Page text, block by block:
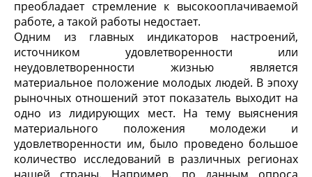
преобладает стремление к высокооплачиваемой
работе, а такой работы недостает.
Одним из главных индикаторов настроений,
источником удовлетворенности или
неудовлетворенности жизнью является
материальное положение молодых людей. В эпоху
рыночных отношений этот показатель выходит на
одно из лидирующих мест. На тему выяснения
материального положения молодежи и
удовлетворенности им, было проведено большое
количество исследований в различных регионах